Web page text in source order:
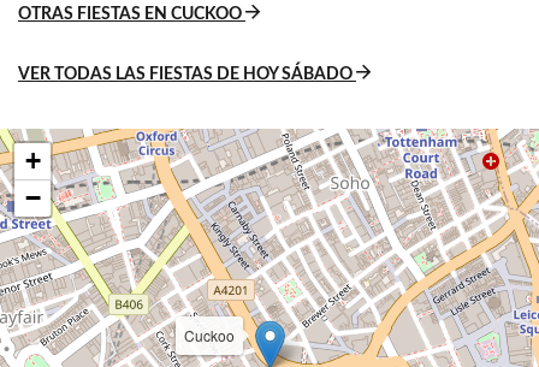
OTRAS FIESTAS EN CUCKOO
VER TODAS LAS FIESTAS DE HOY SÁBADO